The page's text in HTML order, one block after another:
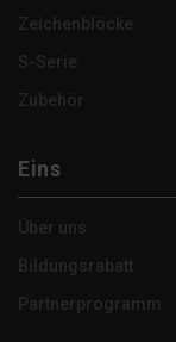
Zeichenblöcke
S-Serie
Zubehör
Eins
Über uns
Bildungsrabatt
Partnerprogramm